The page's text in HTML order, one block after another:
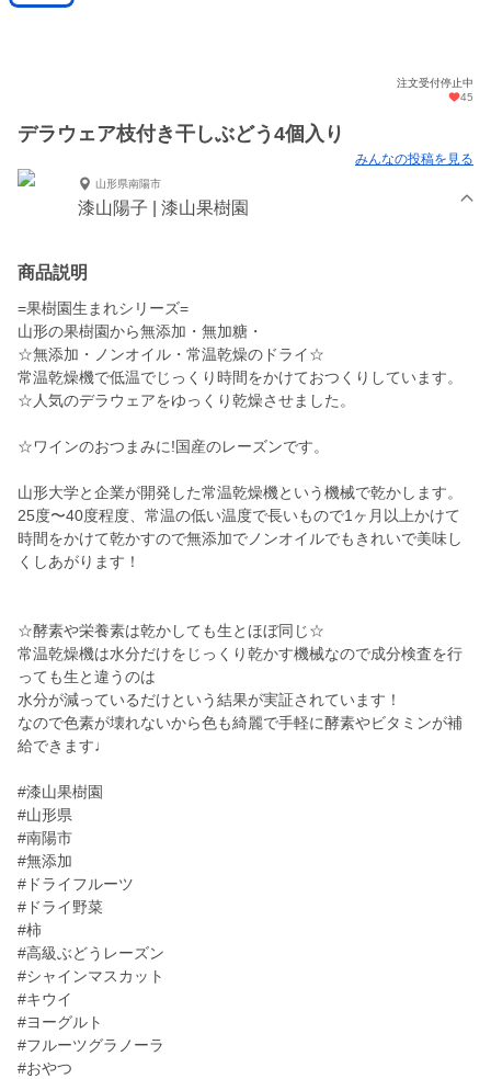
注文受付停止中
45
デラウェア枝付き干しぶどう4個入り
みんなの投稿を見る
山形県南陽市
漆山陽子 | 漆山果樹園
商品説明
=果樹園生まれシリーズ=
山形の果樹園から無添加・無加糖・
☆無添加・ノンオイル・常温乾燥のドライ☆
常温乾燥機で低温でじっくり時間をかけておつくりしています。
☆人気のデラウェアをゆっくり乾燥させました。
☆ワインのおつまみに!国産のレーズンです。
山形大学と企業が開発した常温乾燥機という機械で乾かします。
25度〜40度程度、常温の低い温度で長いもので1ヶ月以上かけて
時間をかけて乾かすので無添加でノンオイルでもきれいで美味し
くしあがります！
☆酵素や栄養素は乾かしても生とほぼ同じ☆
常温乾燥機は水分だけをじっくり乾かす機械なので成分検査を行
っても生と違うのは
水分が減っているだけという結果が実証されています！
なので色素が壊れないから色も綺麗で手軽に酵素やビタミンが補
給できます♩
#漆山果樹園
#山形県
#南陽市
#無添加
#ドライフルーツ
#ドライ野菜
#柿
#高級ぶどうレーズン
#シャインマスカット
#キウイ
#ヨーグルト
#フルーツグラノーラ
#おやつ